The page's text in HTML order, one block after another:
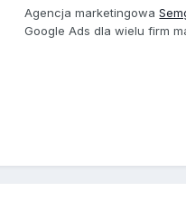
Agencja marketingowa
Google Ads dla wielu firm